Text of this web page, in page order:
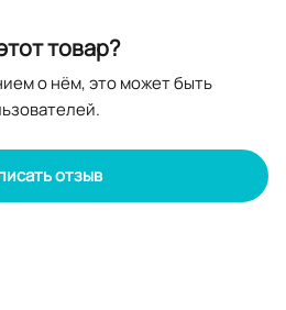
товар?
о нём, это может быть
отзыв